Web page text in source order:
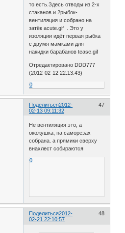
то есть.Здесь отводы из 2-х
стаканов и 2рыбок-
вентиляция и собрано на
затёк acute.gif . Это у
изоляции идёт первая рыбка
с двумя мамками для
накидки барабанов tease.gif
Отредактировано DDD777
(2012-02-12 22:13:43)
0
Поделиться 47
2012-
02-13 09:11:32
Не вентиляция это, а
окожушка, на саморезах
собрана. а прямики сверху
внахлест собираются
0
Поделиться 48
2012-
02-21 22:10:57